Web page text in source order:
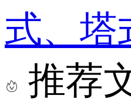
式、塔
推荐